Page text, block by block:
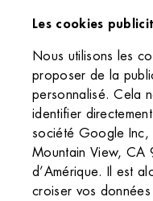
Les cookies
Nous utilisons les
proposer de la
personnalisé. Cela
identifier
société Google Inc,
Mountain View, CA
d’Amérique. Il est
croiser vos